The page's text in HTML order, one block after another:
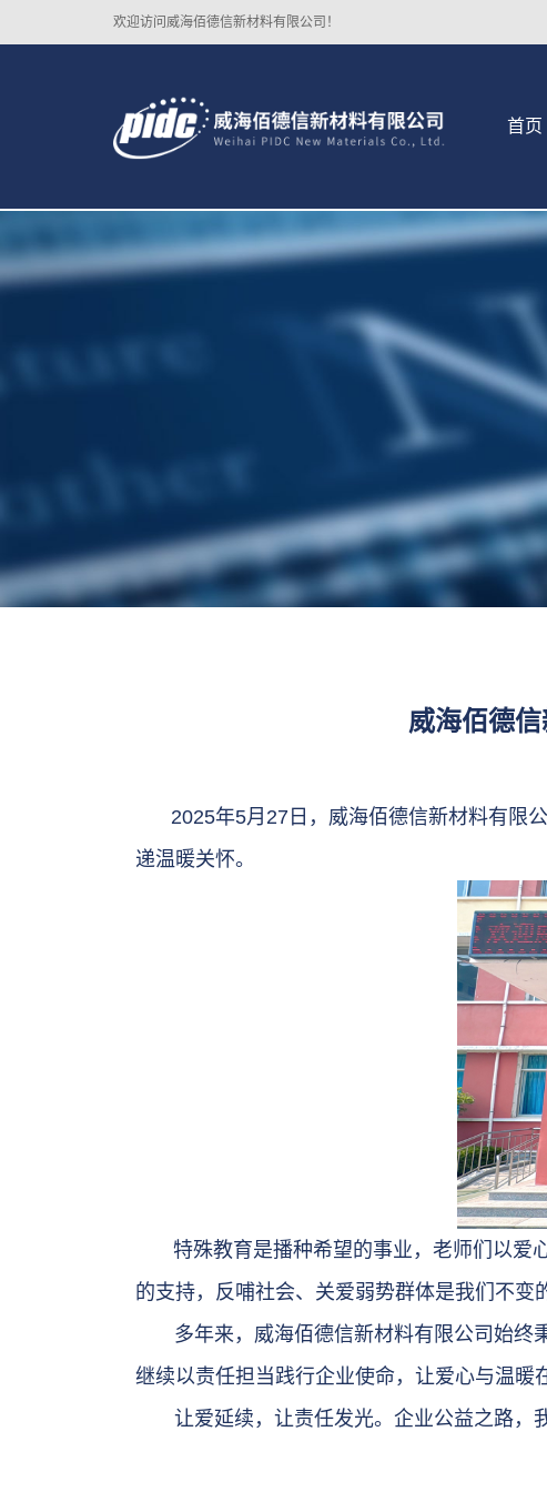
欢迎访问威海佰德信新材料有限公司！
首页
威海佰德
2025年5月27日，威海佰德信新材料有限
递温暖关怀。
特殊教育是播种希望的事业，老师们以爱
的支持，反哺社会、关爱弱势群体是我们不变
多年来，威海佰德信新材料有限公司始终秉
继续以责任担当践行企业使命，让爱心与温暖
让爱延续，让责任发光。企业公益之路，我